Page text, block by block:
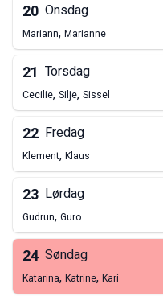
20 Onsdag
Mariann, Marianne
21 Torsdag
Cecilie, Silje, Sissel
22 Fredag
Klement, Klaus
23 Lørdag
Gudrun, Guro
24 Søndag
Katarina, Katrine, Kari